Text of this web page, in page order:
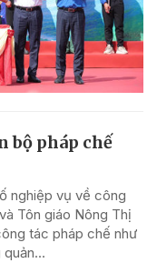
bộ pháp chế
nghiệp vụ về công
Tôn giáo Nông Thị
tác pháp chế như